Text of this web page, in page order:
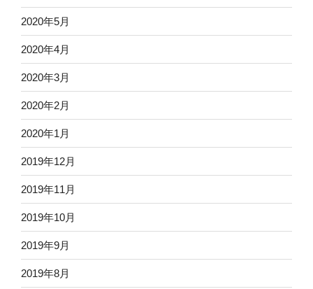
2020年5月
2020年4月
2020年3月
2020年2月
2020年1月
2019年12月
2019年11月
2019年10月
2019年9月
2019年8月